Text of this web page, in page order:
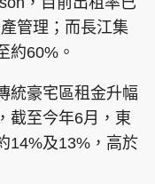
管理；而長江集
約60%。
統豪宅區租金升幅
截至今年6月，東
14%及13%，高於